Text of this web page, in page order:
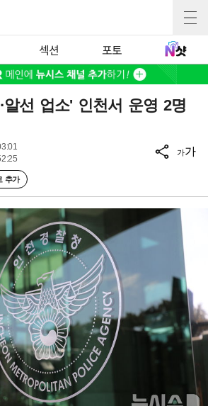
섹션 포토
알선 업소' 인천서 운영 2명
추가
가가